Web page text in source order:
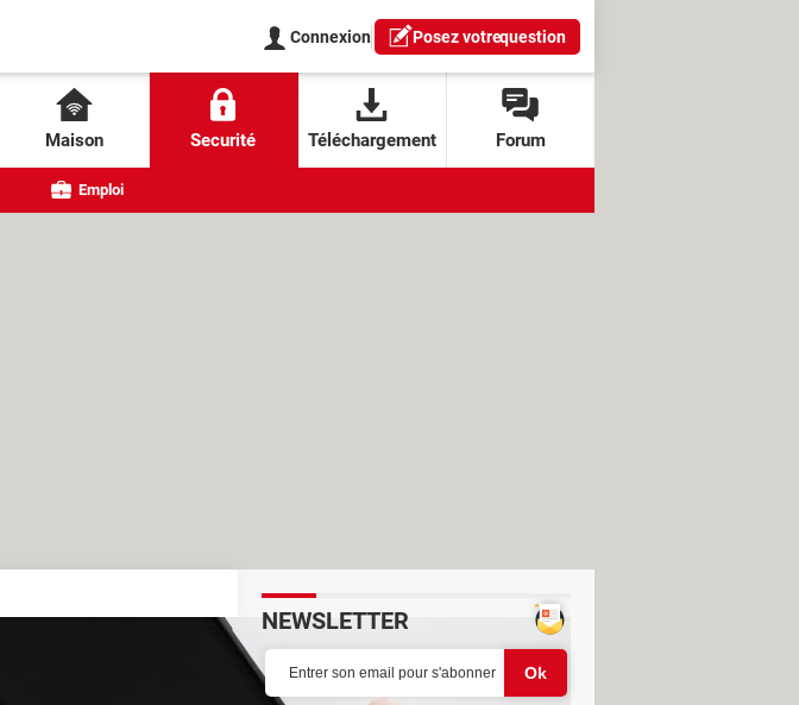
Connexion Posez votrequestion
Maison Securité Téléchargement Forum
Emploi
NEWSLETTER